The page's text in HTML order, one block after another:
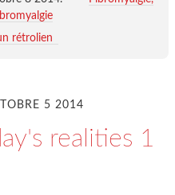
rétrolien
5 2014
realities 1